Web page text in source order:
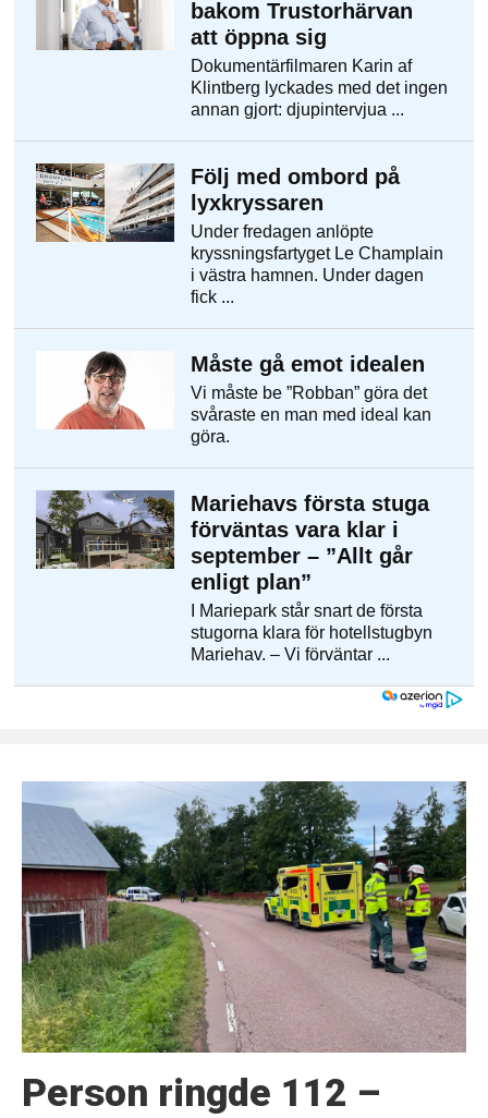
Person ringde 112 –